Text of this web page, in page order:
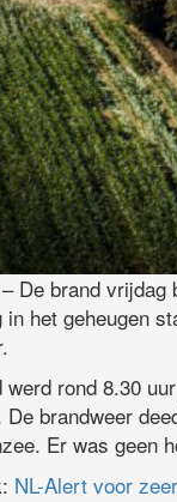
– De brand vrijdag
in het geheugen
werd rond 8.30
De brandweer
Er was geen
NL-Alert voor